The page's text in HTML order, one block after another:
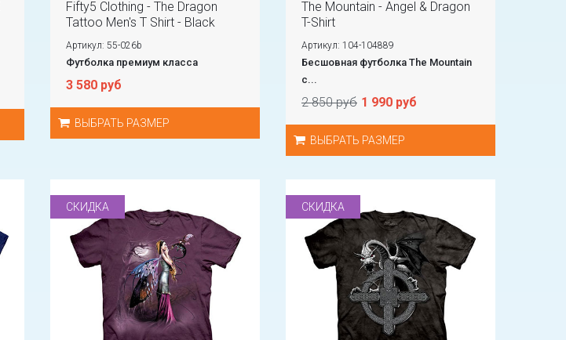
Fifty5 Clothing - The Dragon
Tattoo Men's T Shirt - Black
Артикул: 55-026b
Футболка премиум класса
3 580 руб
ВЫБРАТЬ РАЗМЕР
The Mountain - Angel & Dragon
T-Shirt
Артикул: 104-104889
Бесшовная футболка The Mountain
с...
2 850 руб 1 990 руб
ВЫБРАТЬ РАЗМЕР
СКИДКА СКИДКА